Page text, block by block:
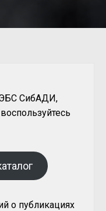
ЭБС СибАДИ,
о публикациях